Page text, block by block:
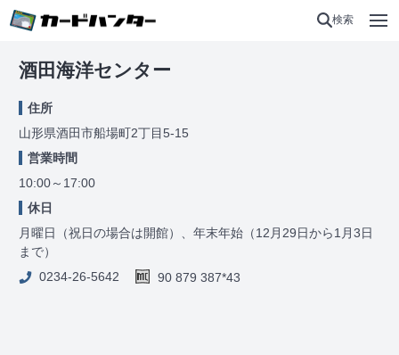
検索
酒田海洋センター
住所
山形県酒田市船場町2丁目5-15
営業時間
10:00～17:00
休日
月曜日（祝日の場合は開館）、年末年始（12月29日から1月3日
まで）
0234-26-5642
90 879 387*43